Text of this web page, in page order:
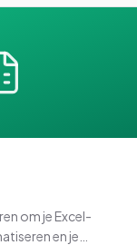
om je Excel-
en je